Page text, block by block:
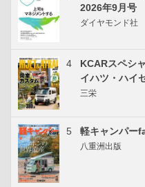
2026年9月号
ダイヤモンド社
4
KCARスペシ
イハツ・ハイ
三栄
5 軽キャンパー
八重洲出版